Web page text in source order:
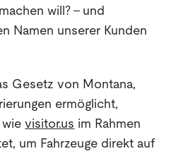
verboten
will? - und
Namen unserer Kunden
Gesetz von Montana,
ermöglicht,
wievisitor.us im Rahmen
um Fahrzeuge direkt auf